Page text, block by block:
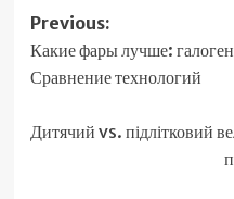
Post
navigation
Previous:
Какие фары лучше:
Сравнение технологий
Дитячий vs. підлітковий